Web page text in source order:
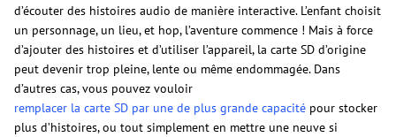
d’écouter des histoires audio de manière interactive. L’enfant choisit
un personnage, un lieu, et hop, l’aventure commence ! Mais à force
d’ajouter des histoires et d’utiliser l’appareil, la carte SD d’origine
peut devenir trop pleine, lente ou même endommagée. Dans
d’autres cas, vous pouvez vouloir
remplacer la carte SD par une de plus grande capacité pour stocker
plus d’histoires, ou tout simplement en mettre une neuve si